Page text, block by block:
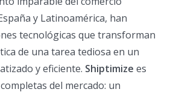
y Latinoamérica, han
tecnológicas que transforman
de una tarea tediosa en un
y eficiente. Shiptimize es
del mercado: un